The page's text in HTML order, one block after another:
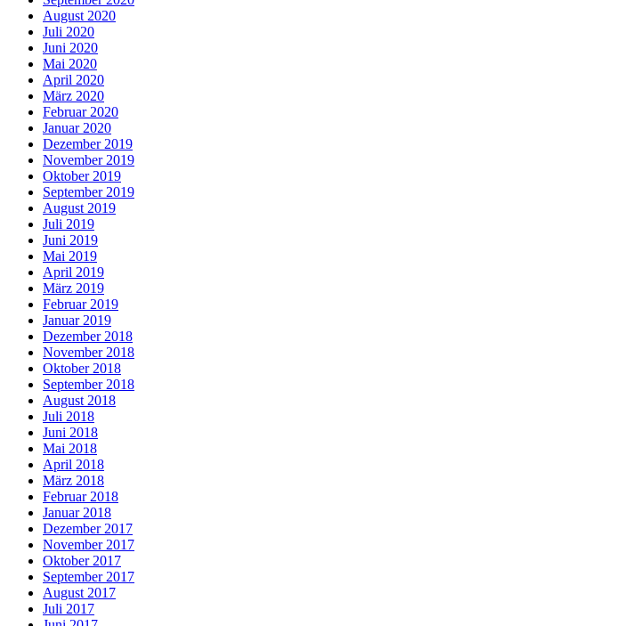
August 2020
Juli 2020
Juni 2020
Mai 2020
April 2020
März 2020
Februar 2020
Januar 2020
Dezember 2019
November 2019
Oktober 2019
September 2019
August 2019
Juli 2019
Juni 2019
Mai 2019
April 2019
März 2019
Februar 2019
Januar 2019
Dezember 2018
November 2018
Oktober 2018
September 2018
August 2018
Juli 2018
Juni 2018
Mai 2018
April 2018
März 2018
Februar 2018
Januar 2018
Dezember 2017
November 2017
Oktober 2017
September 2017
August 2017
Juli 2017